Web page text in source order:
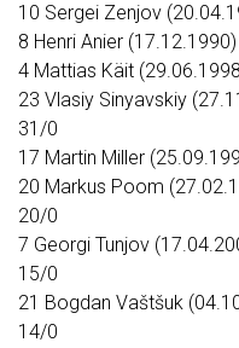
10 Sergei Zenjov
8 Henri Anier
4 Mattias Käit
23 Vlasiy Sinyavskiy
31/0
17 Martin Miller
20 Markus Poom
20/0
7 Georgi Tunjov
15/0
21 Bogdan Vaštšuk
14/0